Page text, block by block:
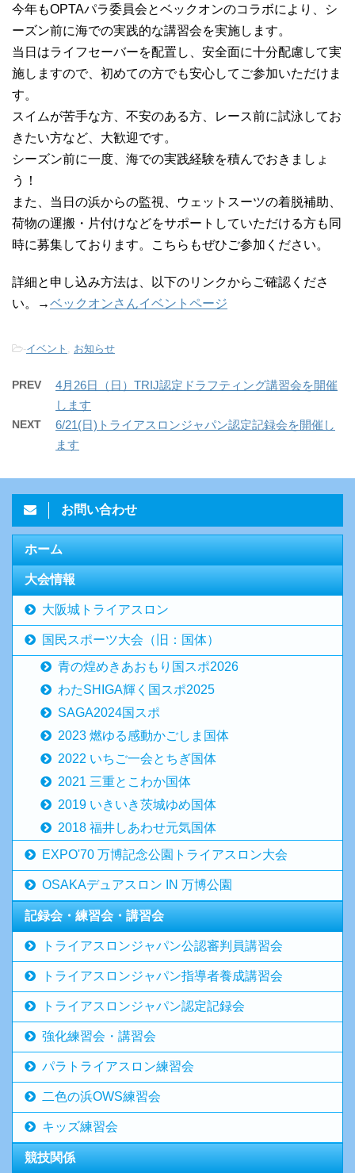
今年もOPTAパラ委員会とベックオンのコラボにより、シ
ーズン前に海での実践的な講習会を実施します。
当日はライフセーバーを配置し、安全面に十分配慮して実
施しますので、初めての方でも安心してご参加いただけま
す。
スイムが苦手な方、不安のある方、レース前に試泳してお
きたい方など、大歓迎です。
シーズン前に一度、海での実践経験を積んでおきましょ
う！
また、当日の浜からの監視、ウェットスーツの着脱補助、
荷物の運搬・片付けなどをサポートしていただける方も同
時に募集しております。こちらもぜひご参加ください。
詳細と申し込み方法は、以下のリンクからご確認くださ
い。→ベックオンさんイベントページ
-イベント お知らせ
PREV
4月26日（日）TRIJ認定ドラフティング講習会を開催
します
NEXT
6/21(日)トライアスロンジャパン認定記録会を開催し
ます
お問い合わせ
ホーム
大会情報
大阪城トライアスロン
国民スポーツ大会（旧：国体）
青の煌めきあおもり国スポ2026
わたSHIGA輝く国スポ2025
SAGA2024国スポ
2023 燃ゆる感動かごしま国体
2022 いちご一会とちぎ国体
2021 三重とこわか国体
2019 いきいき茨城ゆめ国体
2018 福井しあわせ元気国体
EXPO'70 万博記念公園トライアスロン大会
OSAKAデュアスロン IN 万博公園
記録会・練習会・講習会
トライアスロンジャパン公認審判員講習会
トライアスロンジャパン指導者養成講習会
トライアスロンジャパン認定記録会
強化練習会・講習会
パラトライアスロン練習会
二色の浜OWS練習会
キッズ練習会
競技関係